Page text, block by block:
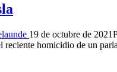
19 de octubre de 2021
reciente homicidio de un